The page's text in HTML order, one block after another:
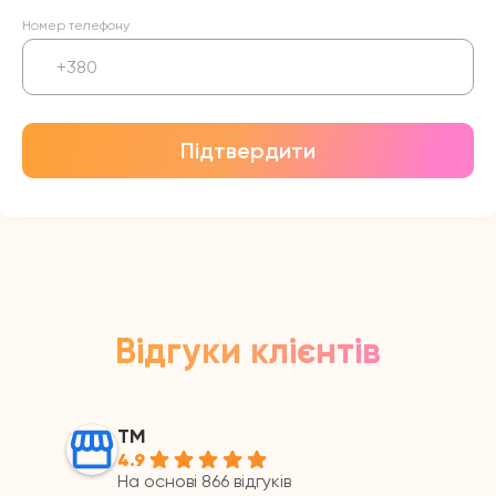
Номер телефону
Підтвердити
Відгуки клієнтів
ТМ
4.9
На основі 866 відгуків